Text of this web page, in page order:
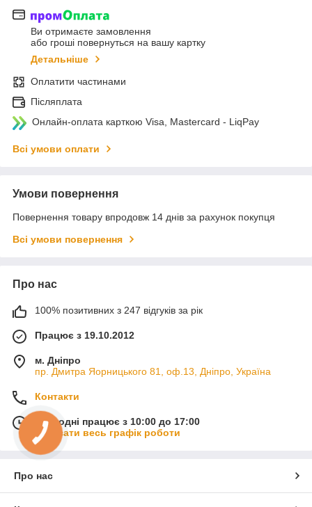
Ви отримаєте замовлення
або гроші повернуться на вашу картку
Детальніше
Оплатити частинами
Післяплата
Онлайн-оплата карткою Visa, Mastercard - LiqPay
Всі умови оплати
Умови повернення
Повернення товару впродовж 14 днів за рахунок покупця
Всі умови повернення
Про нас
100% позитивних з 247 відгуків за рік
Працює з 19.10.2012
м. Дніпро
пр. Дмитра Яорницького 81, оф.13, Дніпро, Україна
Контакти
Сьогодні працює з 10:00 до 17:00
Показати весь графік роботи
Про нас